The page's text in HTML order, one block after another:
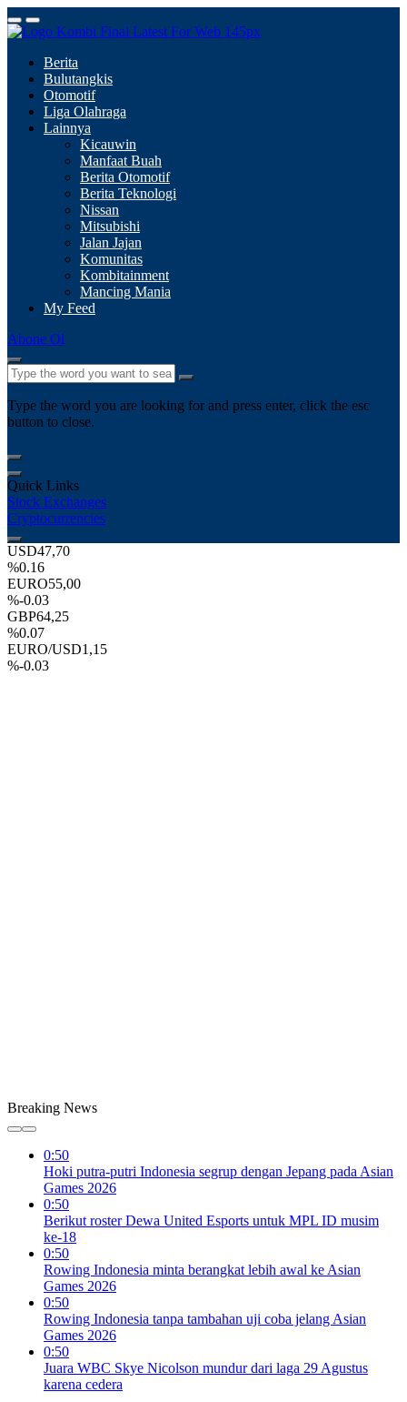
Berita
Bulutangkis
Otomotif
Liga Olahraga
Lainnya
Kicauwin
Manfaat Buah
Berita Otomotif
Berita Teknologi
Nissan
Mitsubishi
Jalan Jajan
Komunitas
Kombitainment
Mancing Mania
My Feed
Abone Ol
Type the word you are looking for and press enter, click the esc
button to close.
Quick Links
Stock Exchanges
Cryptocurrencies
USD47,70
%0.16
EURO55,00
%-0.03
GBP64,25
%0.07
EURO/USD1,15
%-0.03
Breaking News
0:50
Hoki putra-putri Indonesia segrup dengan Jepang pada Asian
Games 2026
0:50
Berikut roster Dewa United Esports untuk MPL ID musim
ke-18
0:50
Rowing Indonesia minta berangkat lebih awal ke Asian
Games 2026
0:50
Rowing Indonesia tanpa tambahan uji coba jelang Asian
Games 2026
0:50
Juara WBC Skye Nicolson mundur dari laga 29 Agustus
karena cedera